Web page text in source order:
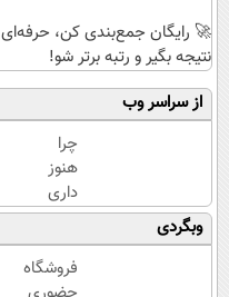
🚀 رایگان جمع‌بندی کن، حرفه‌ای
نتیجه بگیر و رتبه برتر شو!
از سراسر وب
چرا
هنوز
داری
با درد
راه
میری؟
وقتی
وبگردی
فروشگاه